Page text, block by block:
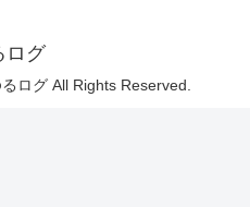
ログ
ログ All Rights Reserved.